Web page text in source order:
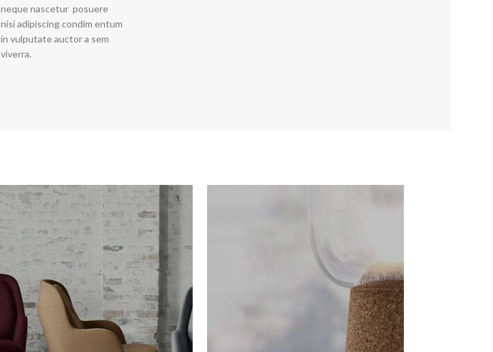
neque nascetur posuere
nisi adipiscing condim entum
in vulputate auctor a sem
viverra.